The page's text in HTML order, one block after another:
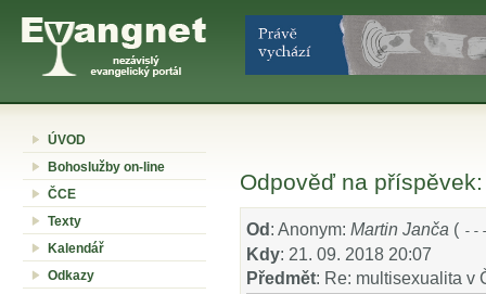
ÚVOD
Bohoslužby on-line
ČCE
Texty
Kalendář
Odkazy
Odpověď na
Od : Anonym: Martin Janča (
Kdy: 21. 09. 2018 20:07
Předmět: Re: multisexualita v